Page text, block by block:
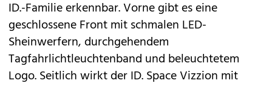
ID.-Familie erkennbar. Vorne gibt es eine
geschlossene Front mit schmalen LED-
Sheinwerfern, durchgehendem
Tagfahrlichtleuchtenband und beleuchtetem
Logo. Seitlich wirkt der ID. Space Vizzion mit